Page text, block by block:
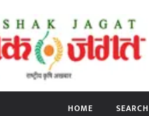
HOME SEARCH